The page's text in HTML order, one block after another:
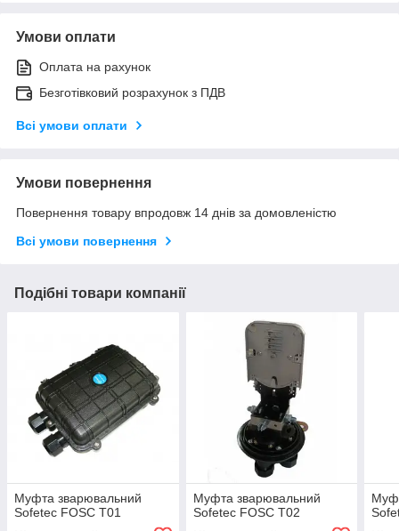
Умови оплати
Оплата на рахунок
Безготівковий розрахунок з ПДВ
Всі умови оплати
Умови повернення
Повернення товару впродовж 14 днів за домовленістю
Всі умови повернення
Подібні товари компанії
Муфта зварювальний
Sofetec FOSC T01
Муфта зварювальний
Sofetec FOSC T02